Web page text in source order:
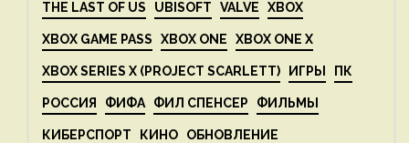
THE LAST OF US UBISOFT VALVE XBOX
XBOX GAME PASS XBOX ONE XBOX ONE X
XBOX SERIES X (PROJECT SCARLETT) ИГРЫ ПК
РОССИЯ ФИФА ФИЛ СПЕНСЕР ФИЛЬМЫ
КИБЕРСПОРТ КИНО ОБНОВЛЕНИЕ